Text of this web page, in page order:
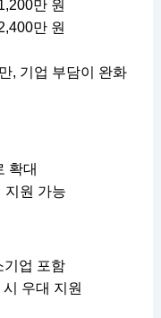
만 원
만 원
, 기업 부담이 완화
확대
원 가능
업 포함
우대 지원